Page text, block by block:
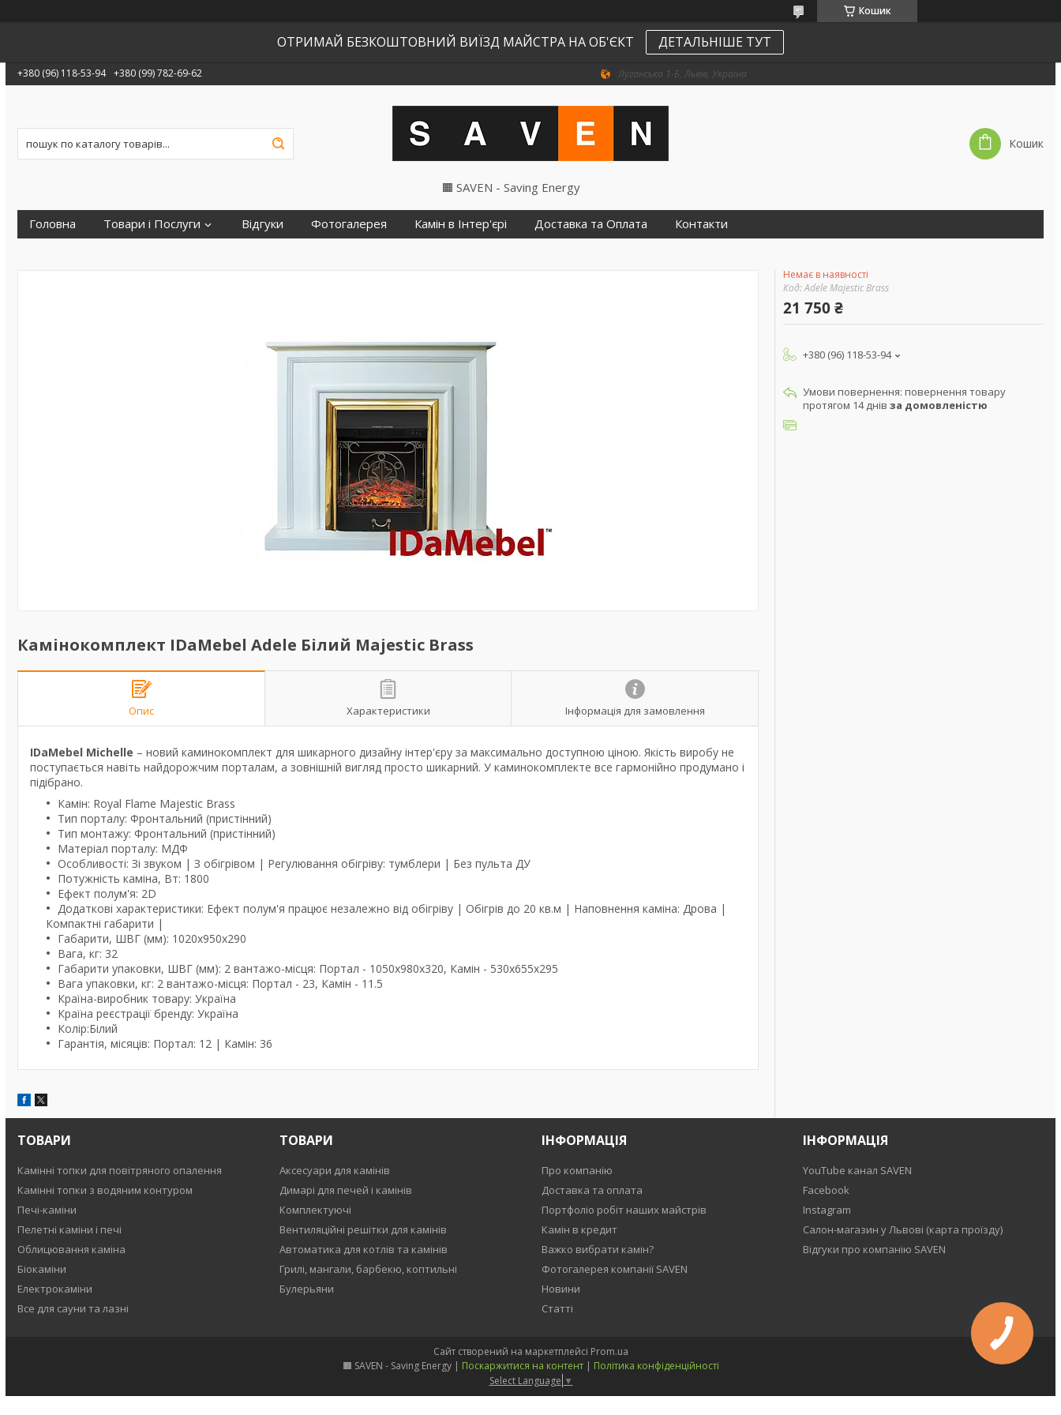
Кошик
ОТРИМАЙ БЕЗКОШТОВНИЙ ВИЇЗД МАЙСТРА НА ОБ'ЄКТ ДЕТАЛЬНІШЕ ТУТ
+380 (96) 118-53-94 +380 (99) 782-69-62 Луганська 1-Б, Львів, Україна
🟧 SAVEN - Saving Energy
Кошик
Головна Товари і Послуги Відгуки Фотогалерея Камін в Інтер'єрі Доставка та Оплата Контакти
Камінокомплект IDaMebel Adele Білий Majestic Brass
Опис Характеристики Інформація для замовлення
IDaMebel Michelle – новий каминокомплект для шикарного дизайну інтер'єру за максимально доступною ціною. Якість виробу не
поступається навіть найдорожчим порталам, а зовнішній вигляд просто шикарний. У каминокомплекте все гармонійно продумано і
підібрано.
Камін: Royal Flame Majestic Brass
Тип порталу: Фронтальний (пристінний)
Тип монтажу: Фронтальний (пристінний)
Матеріал порталу: МДФ
Особливості: Зі звуком | З обігрівом | Регулювання обігріву: тумблери | Без пульта ДУ
Потужність каміна, Вт: 1800
Ефект полум'я: 2D
Додаткові характеристики: Ефект полум'я працює незалежно від обігріву | Обігрів до 20 кв.м | Наповнення каміна: Дрова |
Компактні габарити |
Габарити, ШВГ (мм): 1020x950x290
Вага, кг: 32
Габарити упаковки, ШВГ (мм): 2 вантажо-місця: Портал - 1050x980x320, Камін - 530x655x295
Вага упаковки, кг: 2 вантажо-місця: Портал - 23, Камін - 11.5
Країна-виробник товару: Україна
Країна реєстрації бренду: Україна
Колір:Білий
Гарантія, місяців: Портал: 12 | Камін: 36
Немає в наявності
Код:Adele Majestic Brass
21 750 ₴
+380 (96) 118-53-94
повернення товару
протягом 14 днів за домовленістю
ТОВАРИ
Камінні топки для повітряного опалення
Камінні топки з водяним контуром
Печі-каміни
Пелетні каміни і печі
Облицювання каміна
Біокаміни
Електрокаміни
Все для сауни та лазні
ТОВАРИ
Аксесуари для камінів
Димарі для печей і камінів
Комплектуючі
Вентиляційні решітки для камінів
Автоматика для котлів та камінів
Грилі, мангали, барбекю, коптильні
Булерьяни
ІНФОРМАЦІЯ
Про компанію
Доставка та оплата
Портфоліо робіт наших майстрів
Камін в кредит
Важко вибрати камін?
Фотогалерея компанії SAVEN
Новини
Статті
ІНФОРМАЦІЯ
YouTube канал SAVEN
Facebook
Instagram
Салон-магазин у Львові (карта проїзду)
Відгуки про компанію SAVEN
Сайт створений на маркетплейсі Prom.ua
🟧 SAVEN - Saving Energy | Поскаржитися на контент | Політика конфіденційності
Select Language ▼